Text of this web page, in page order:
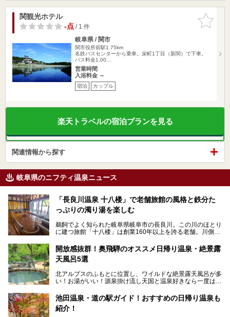
お気に入
りに追加
関観光ホテル
-点/ 1 件
岐阜県 / 関市
関市役所前駅1.75km
名鉄バスセンターから乗車。栄町1丁目（新関）で下車。
バス料金1,00…
営業時間
入浴料金 ～
宿泊 カップル
楽天トラベルの宿泊プランを見る
関連情報から探す
岐阜県のニフティ温泉ニュース
「長良川温泉 十八楼」で老舗旅館の風格と鉄分た
っぷりの濁り湯を楽しむ
鵜飼でよく知られた岐阜県岐阜市の長良川。この川のほとり
に建つ旅館「十八楼」は創業160年以上を誇る老舗。川側の
濁り湯で、地産地消にこだわった食事も定評があります。
そして大浴場は日帰り入浴もできるんですよ。泊まりでも日
岐阜の手仕事に触れる旅とともに楽しんでみてはいかがでし
ょう！
───
提供元：岐阜県【PR】
この記事は岐阜県のPR記事です。
開放感抜群！奥飛騨のオススメ日帰り温泉・絶景露
天風呂5選
北アルプスのふもとに位置し、ワイルドな絶景露天風呂が多
い！お湯がいい！源泉掛け流し天国と温泉好きなら一度は行
「平湯温泉」「福地温泉」「新平湯温泉」「栃尾温泉」「新
穂高温泉」と5つの温泉地を総称して奥飛騨温泉郷と呼びま
池田温泉・道の駅ガイド！おすすめの日帰り温泉も
紹介！